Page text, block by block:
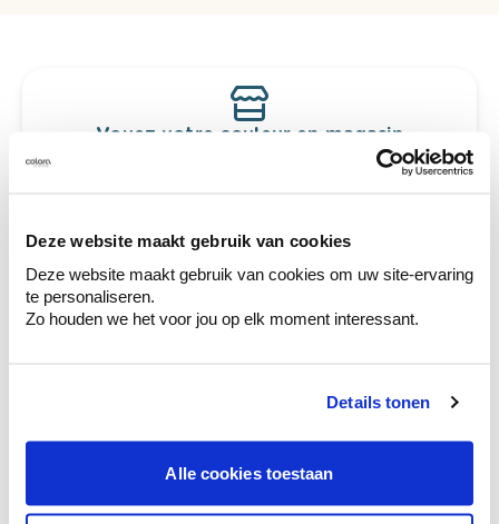
Deze website maakt gebruik van cookies
Deze website maakt gebruik van cookies om uw site-ervaring
te personaliseren.
Zo houden we het voor jou op elk moment interessant.
Details tonen
Alle cookies toestaan
Voyez votre couleur en magasin
Découvrez des échantillons de votre
votre couleur.
Obtenez des conseils personnalisés sur la
combinaison de couleurs.
Conseil couleur à domicile
en couleur.